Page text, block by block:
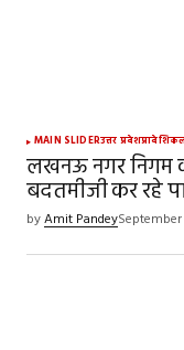
MAIN SLIDERउत्तर प्रदेशप्रादेशिक
लखनऊ नगर निगम
बदतमीजी कर रहे
byAmit PandeySeptember